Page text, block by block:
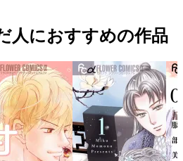
人におすすめの作品